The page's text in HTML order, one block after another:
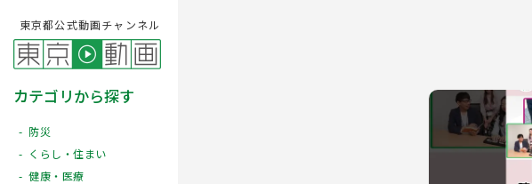
東京都公式動画チャンネル
カテゴリから探す
防災
くらし・住まい
健康・医療